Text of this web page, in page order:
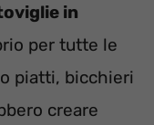
in
per tutte le
piatti, bicchieri
creare